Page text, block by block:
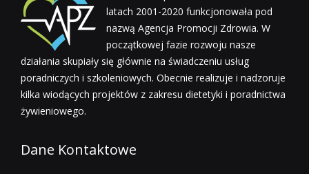
latach 2001-2020 funkcjonowała pod
nazwą Agencja Promocji Zdrowia. W
początkowej fazie rozwoju nasze
działania skupiały się głównie na świadczeniu usług
poradniczych i szkoleniowych. Obecnie realizuje i nadzoruje
kilka wiodących projektów z zakresu dietetyki i poradnictwa
żywieniowego.
Dane Kontaktowe